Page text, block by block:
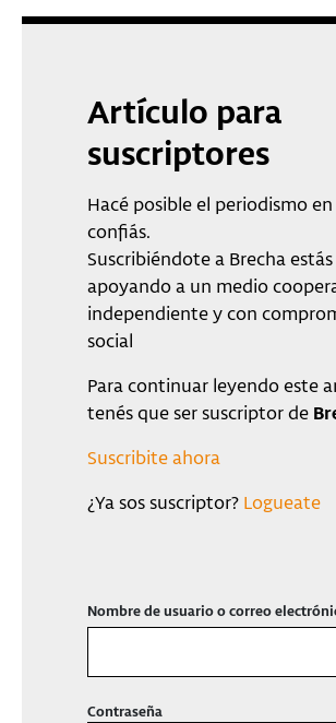
Artículo para
suscriptores
Hacé posible el periodismo
confiás.
Suscribiéndote a Brecha estás
apoyando a un medio
independiente y con
social
Para continuar leyendo este
tenés que ser suscriptor de
Suscribite ahora
¿Ya sos suscriptor? Logueate
Nombre de usuario o correo
Contraseña